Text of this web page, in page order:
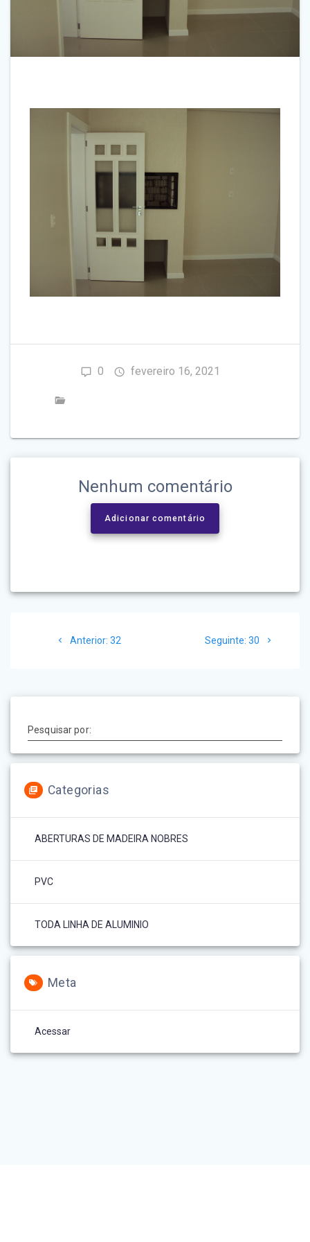
0 fevereiro 16, 2021
Nenhum comentário
Adicionar comentário
Anterior: Post
32 Seguinte: Post
30
Pesquisar por:
Categorias
ABERTURAS DE MADEIRA NOBRES
PVC
TODA LINHA DE ALUMINIO
Meta
Acessar